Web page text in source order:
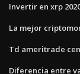
Invertir en xrp
La mejor
Td ameritrade
Diferencia entre